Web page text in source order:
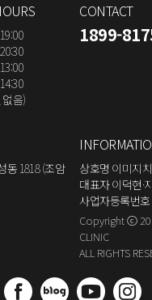
음)
CONTACT
1899-
동 1818 (조암
상호명 이미지
대표자 이덕현·
사업자등록번호
Copyright ⓒ
CLINIC
ALL RIGHTS